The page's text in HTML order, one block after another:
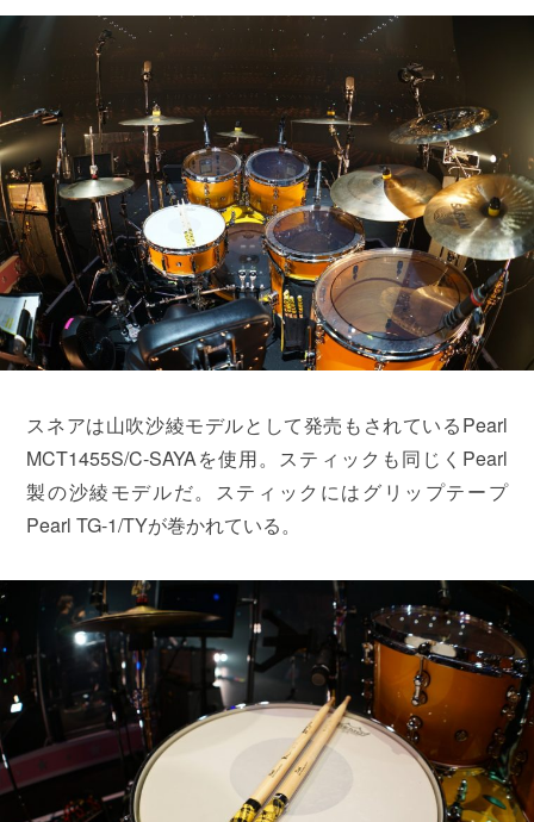
スネアは山吹沙綾モデルとして発売もされているPearl
MCT1455S/C-SAYAを使用。スティックも同じくPearl
製の沙綾モデルだ。スティックにはグリップテープ
Pearl TG-1/TYが巻かれている。